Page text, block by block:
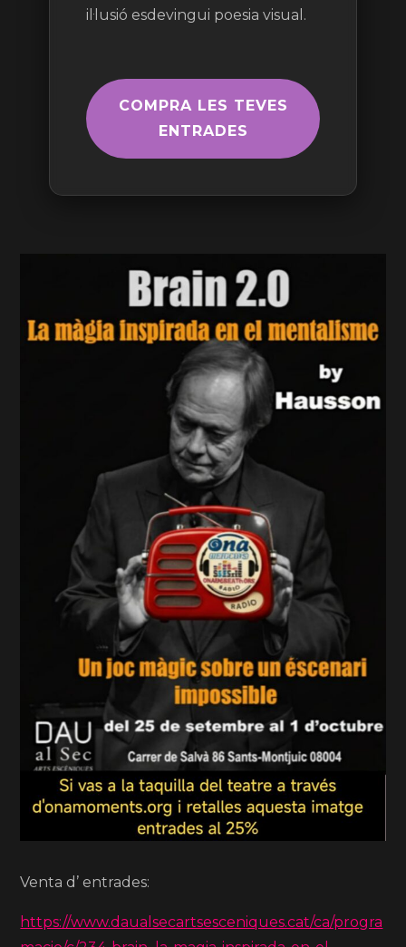
il·lusió esdevingui poesia visual.
COMPRA LES TEVES
ENTRADES
Venta d’ entrades:
https://www.daualsecartsesceniques.cat/ca/progra